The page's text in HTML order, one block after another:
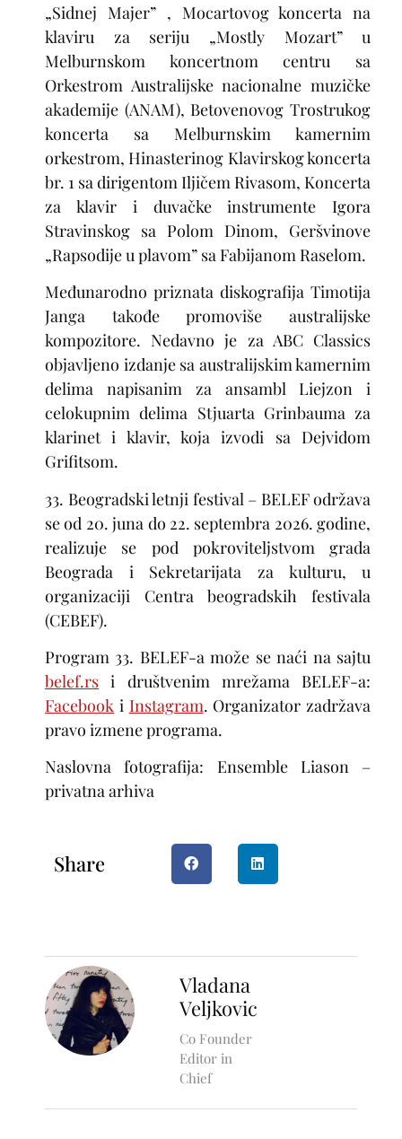
„Sidnej Majer” , Mocartovog koncerta na
klaviru za seriju „Mostly Mozart” u
Melburnskom koncertnom centru sa
Orkestrom Australijske nacionalne muzičke
akademije (ANAM), Betovenovog Trostrukog
koncerta sa Melburnskim kamernim
orkestrom, Hinasterinog Klavirskog koncerta
br. 1 sa dirigentom Iljičem Rivasom, Koncerta
za klavir i duvačke instrumente Igora
Stravinskog sa Polom Dinom, Geršvinove
„Rapsodije u plavom” sa Fabijanom Raselom.
Međunarodno priznata diskografija Timotija
Janga takođe promoviše australijske
kompozitore. Nedavno je za ABC Classics
objavljeno izdanje sa australijskim kamernim
delima napisanim za ansambl Liejzon i
celokupnim delima Stjuarta Grinbauma za
klarinet i klavir, koja izvodi sa Dejvidom
Grifitsom.
33. Beogradski letnji festival – BELEF održava
seod 20. juna do 22. septembra 2026. godine,
realizuje se pod pokroviteljstvom grada
Beograda i Sekretarijata za kulturu, u
organizaciji Centra beogradskih festivala
(CEBEF).
Program 33. BELEF-a može se naći na sajtu
belef.rs i društvenim mrežama BELEF-a:
Facebook i Instagram. Organizator zadržava
pravo izmene programa.
Naslovna fotografija: Ensemble Liason –
privatna arhiva
Share
Vladana
Veljkovic
Co Founder
Editor in
Chief